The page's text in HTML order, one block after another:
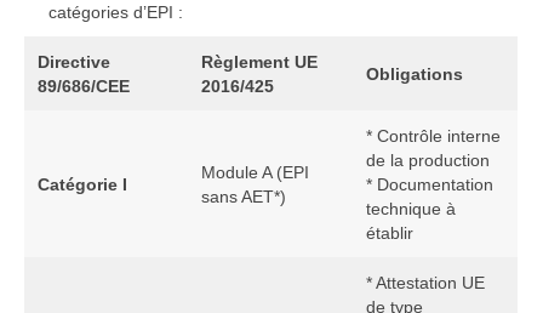
catégories d’EPI :
Directive
89/686/CEE
Règlement UE
2016/425
Obligations
Catégorie I
Module A (EPI
sans AET*)
* Contrôle interne
de la production
* Documentation
technique à
établir
* Attestation UE
de type